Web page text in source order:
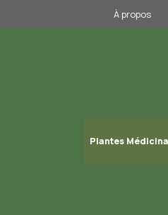
À propos
Plantes